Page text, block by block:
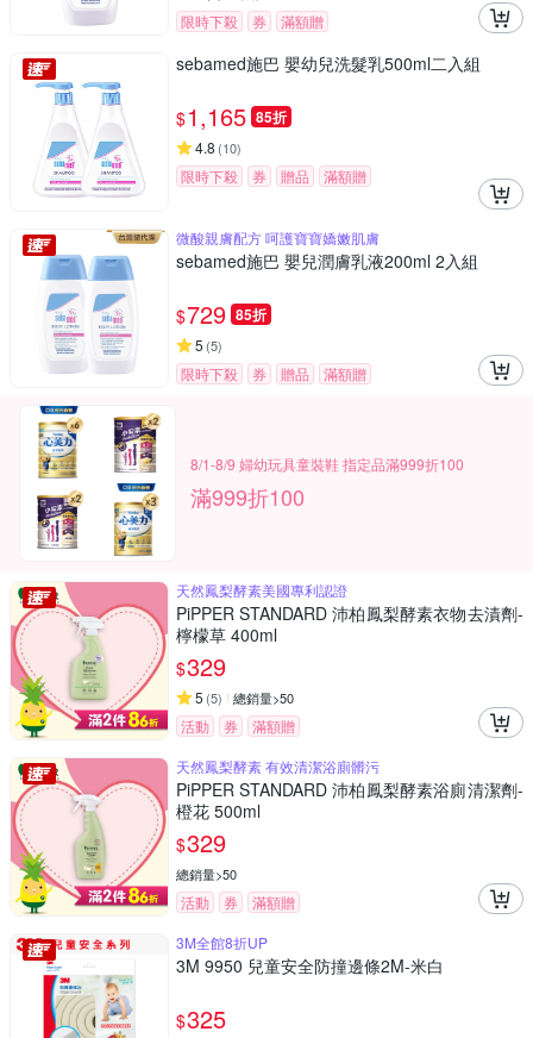
限時下殺 券 滿額贈
sebamed施巴 嬰幼兒洗髮乳500ml二入組
$1,165 85折
4.8 (10)
限時下殺 券 贈品 滿額贈
微酸親膚配方 呵護寶寶嬌嫩肌膚
sebamed施巴 嬰兒潤膚乳液200ml 2入組
$729 85折
5 (5)
限時下殺 券 贈品 滿額贈
8/1-8/9 婦幼玩具童裝鞋 指定品滿999折100
滿999折100
天然鳳梨酵素美國專利認證
PiPPER STANDARD 沛柏鳳梨酵素衣物去漬劑-
檸檬草 400ml
$329
5 (5) 總銷量>50
活動 券
滿額贈
天然鳳梨酵素 有效清潔浴廁髒污
PiPPER STANDARD 沛柏鳳梨酵素浴廁清潔劑-
橙花 500ml
$329
總銷量>50
活動 券
滿額贈
3M全館8折UP
3M 9950 兒童安全防撞邊條2M-米白
$325